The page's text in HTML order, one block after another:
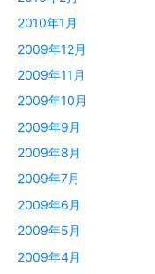
2010年1月
2009年12月
2009年11月
2009年10月
2009年9月
2009年8月
2009年7月
2009年6月
2009年5月
2009年4月